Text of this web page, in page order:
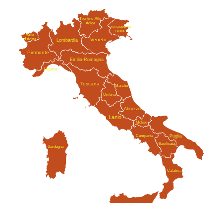
Abruzzo
Valle
d'Aosta
Puglia
Basilicata
Calabria
Campania
Emilia-Romagna
Friuli-Venezia
Giulia
Lazio
Liguria
Lombardia
Marche
Molise
Piemonte
Sardegna
Trentino-Alto
Adige
Toscana
Umbria
Veneto